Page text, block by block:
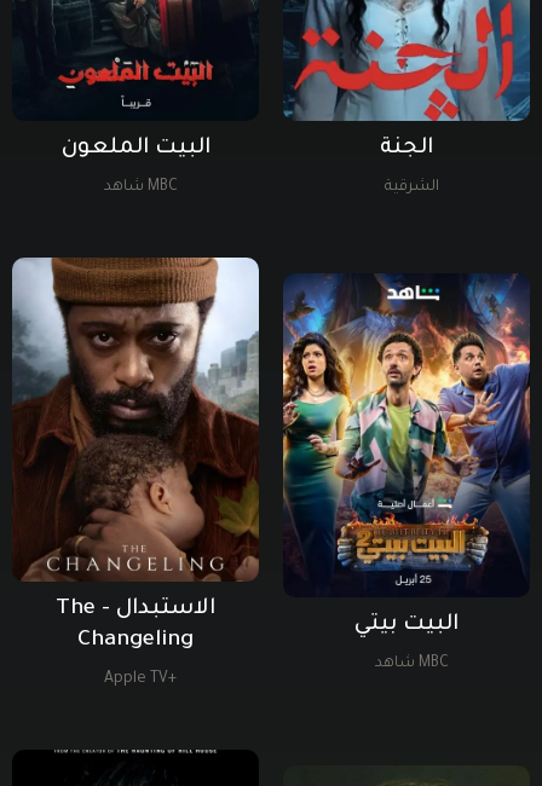
الجنة
الشرقية
البيت الملعون
MBC شاهد
البيت بيتي
MBC شاهد
الاستبدال - The
Changeling
+Apple TV